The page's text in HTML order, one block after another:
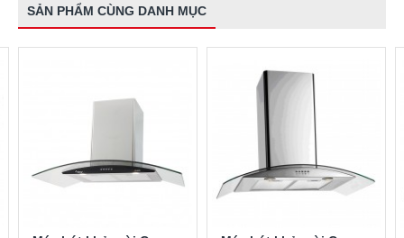
SẢN PHẨM CÙNG DANH MỤC